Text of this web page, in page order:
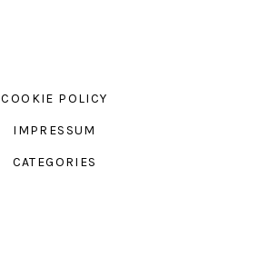
COOKIE POLICY
IMPRESSUM
CATEGORIES